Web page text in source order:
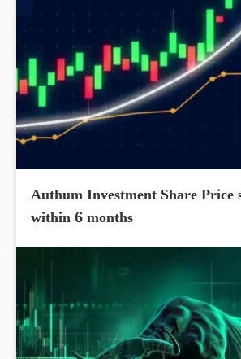
Authum Investment Share Price
within 6 months